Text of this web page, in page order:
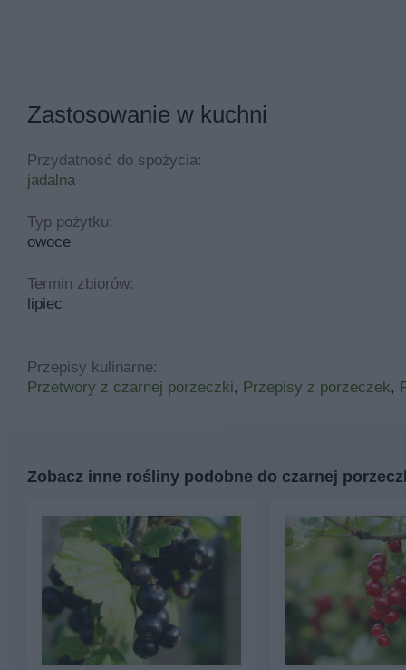
Zastosowanie w kuchni
Przydatność do spożycia:
jadalna
Typ pożytku:
owoce
Termin zbiorów:
lipiec
Przepisy kulinarne:
Przetwory z czarnej porzeczki, Przepisy z porzeczek,
Zobacz inne rośliny podobne do czarnej